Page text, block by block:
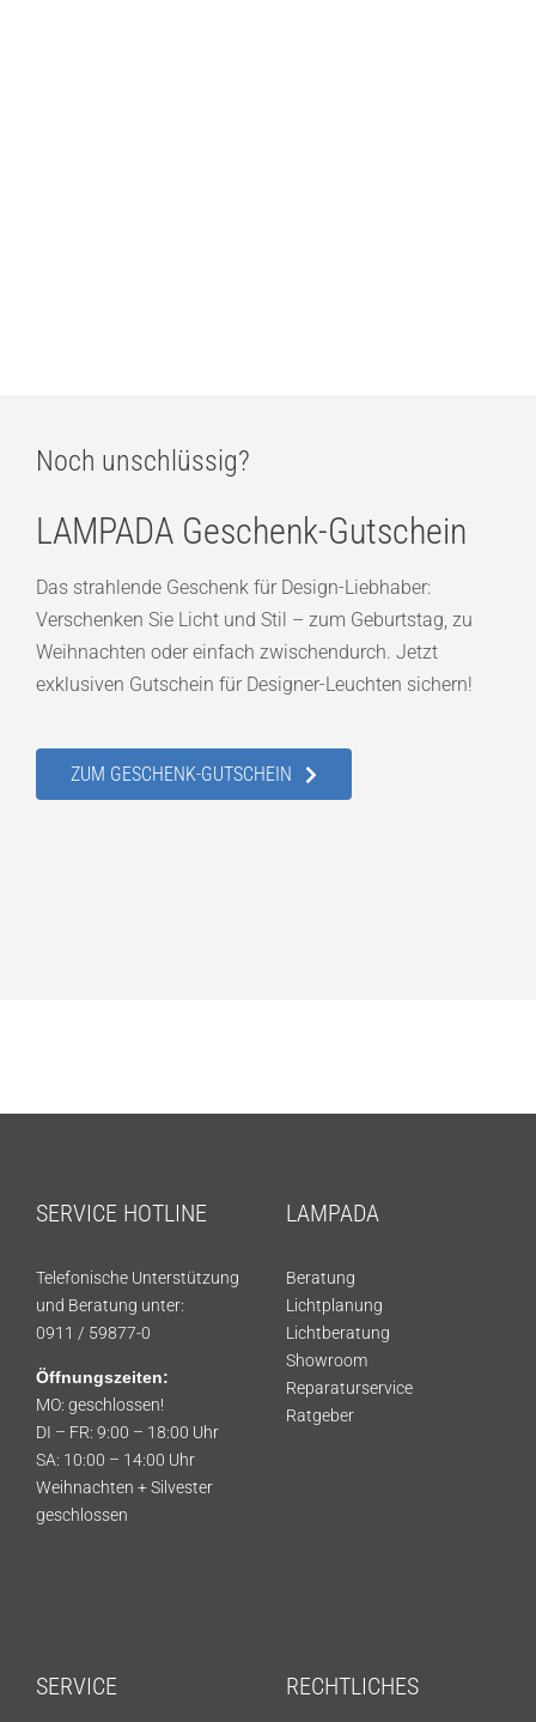
Noch unschlüssig?
LAMPADA Geschenk-Gutschein
Das strahlende Geschenk für Design-Liebhaber:
Verschenken Sie Licht und Stil – zum Geburtstag, zu
Weihnachten oder einfach zwischendurch. Jetzt
exklusiven Gutschein für Designer-Leuchten sichern!
ZUM GESCHENK-GUTSCHEIN
SERVICE HOTLINE
Telefonische Unterstützung
und Beratung unter:
0911 / 59877-0
Öffnungszeiten:
MO: geschlossen!
DI – FR: 9:00 – 18:00 Uhr
SA: 10:00 – 14:00 Uhr
Weihnachten + Silvester
geschlossen
LAMPADA
Beratung
Lichtplanung
Lichtberatung
Showroom
Reparaturservice
Ratgeber
SERVICE RECHTLICHES